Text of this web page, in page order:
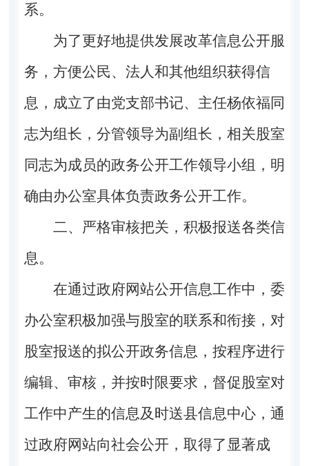
系。
为了更好地提供发展改革信息公开服
务，方便公民、法人和其他组织获得信
息，成立了由党支部书记、主任杨依福同
志为组长，分管领导为副组长，相关股室
同志为成员的政务公开工作领导小组，明
确由办公室具体负责政务公开工作。
二、严格审核把关，积极报送各类信
息。
在通过政府网站公开信息工作中，委
办公室积极加强与股室的联系和衔接，对
股室报送的拟公开政务信息，按程序进行
编辑、审核，并按时限要求，督促股室对
工作中产生的信息及时送县信息中心，通
过政府网站向社会公开，取得了显著成